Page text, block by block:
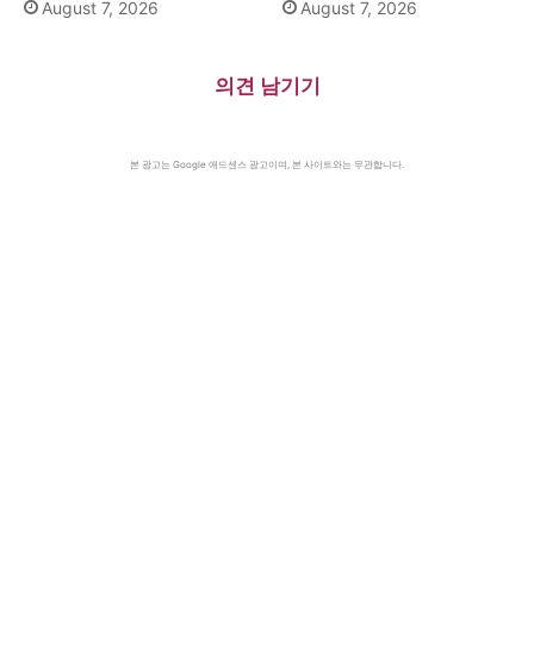
August 7, 2026 August 7, 2026
의견 남기기
본 광고는 Google 애드센스 광고이며, 본 사이트와는 무관합니다.